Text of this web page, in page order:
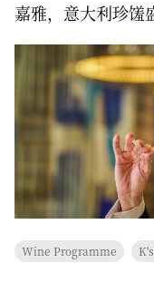
嘉雅，意大利珍馐
Wine Programme